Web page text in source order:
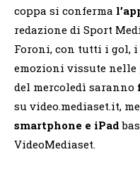
coppa si conferma
redazione di Sport
Foroni, con tutti i gol,
emozioni vissute
del mercoledì saranno
su video.mediaset.it,
smartphone e iPad
VideoMediaset.